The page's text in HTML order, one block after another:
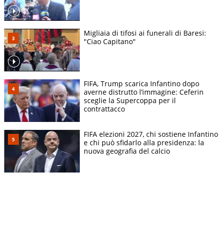
Migliaia di tifosi ai funerali di Baresi:
"Ciao Capitano"
FIFA, Trump scarica Infantino dopo
averne distrutto l’immagine: Ceferin
sceglie la Supercoppa per il
contrattacco
FIFA elezioni 2027, chi sostiene Infantino
e chi può sfidarlo alla presidenza: la
nuova geografia del calcio